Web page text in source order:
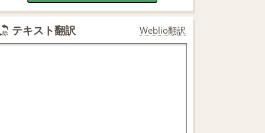
テキスト翻訳 Weblio翻訳